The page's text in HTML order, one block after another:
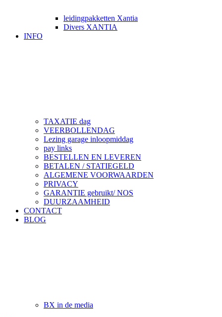
leidingpakketten Xantia
Divers XANTIA
INFO
TAXATIE dag
VEERBOLLENDAG
Lezing garage inloopmiddag
pay links
BESTELLEN EN LEVEREN
BETALEN / STATIEGELD
ALGEMENE VOORWAARDEN
PRIVACY
GARANTIE gebruikt/ NOS
DUURZAAMHEID
CONTACT
BLOG
BX in de media